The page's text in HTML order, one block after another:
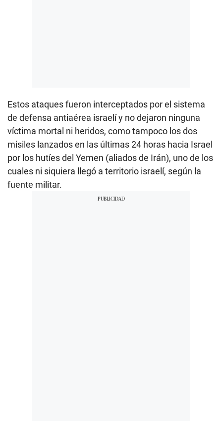
Estos ataques fueron interceptados por el sistema
de defensa antiaérea israelí y no dejaron ninguna
víctima mortal ni heridos, como tampoco los dos
misiles lanzados en las últimas 24 horas hacia Israel
por los hutíes del Yemen (aliados de Irán), uno de los
cuales ni siquiera llegó a territorio israelí, según la
fuente militar.